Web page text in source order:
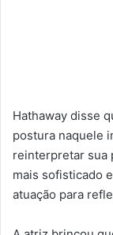
Hathaway disse
postura naquele
reinterpretar sua
mais sofisticado
atuação para